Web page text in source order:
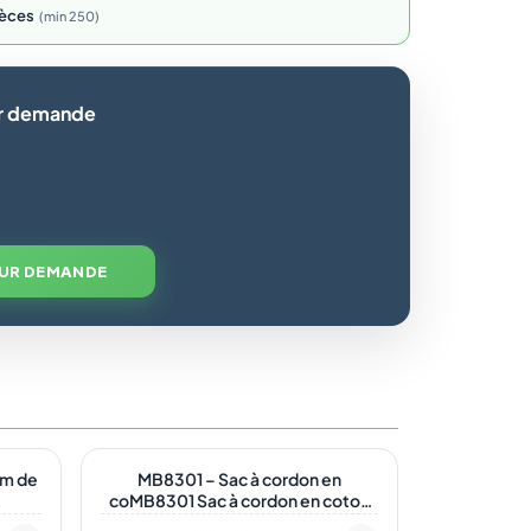
min 250
demande
DEMANDE
de
En stock
MB8301 – Sac à cordon en
coMB8301 Sac à cordon en coton